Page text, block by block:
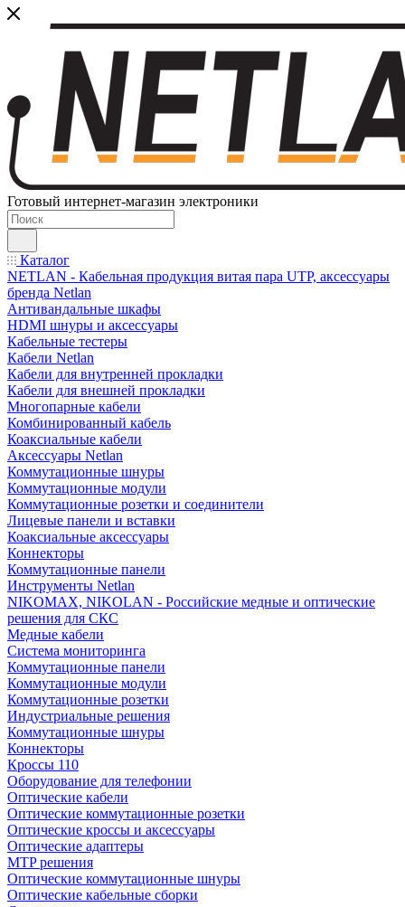
Готовый интернет-магазин электроники
Каталог
NETLAN - Кабельная продукция витая пара UTP, аксессуары
бренда Netlan
Антивандальные шкафы
HDMI шнуры и аксессуары
Кабельные тестеры
Кабели Netlan
Кабели для внутренней прокладки
Кабели для внешней прокладки
Многопарные кабели
Комбинированный кабель
Коаксиальные кабели
Аксессуары Netlan
Коммутационные шнуры
Коммутационные модули
Коммутационные розетки и соединители
Лицевые панели и вставки
Коаксиальные аксессуары
Коннекторы
Коммутационные панели
Инструменты Netlan
NIKOMAX, NIKOLAN - Российские медные и оптические
решения для СКС
Медные кабели
Система мониторинга
Коммутационные панели
Коммутационные модули
Коммутационные розетки
Индустриальные решения
Коммутационные шнуры
Коннекторы
Кроссы 110
Оборудование для телефонии
Оптические кабели
Оптические коммутационные розетки
Оптические кроссы и аксессуары
Оптические адаптеры
MTP решения
Оптические коммутационные шнуры
Оптические кабельные сборки